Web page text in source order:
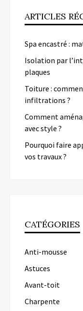
ARTICLES
Spa encastré :
Isolation par
plaques
Toiture :
infiltrations ?
Comment
avec style ?
Pourquoi faire
vos travaux ?
CATÉGORIES
Anti-mousse
Astuces
Avant-toit
Charpente